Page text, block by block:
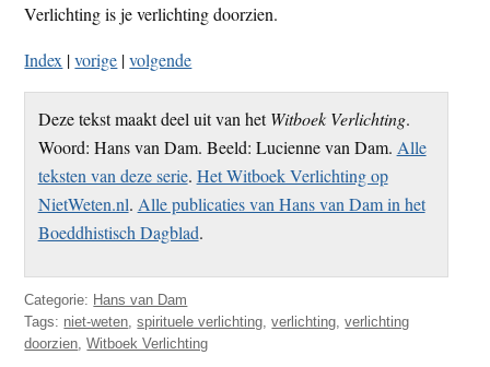
Verlichting is je verlichting doorzien.
Index |vorige |volgende
Deze tekst maakt deel uit van hetWitboek Verlichting.
Woord: Hans van Dam. Beeld: Lucienne van Dam. Alle
teksten van deze serie. Het Witboek Verlichting op
NietWeten.nl. Alle publicaties van Hans van Dam in het
Boeddhistisch Dagblad.
Categorie: Hans van Dam
Tags: niet-weten,spirituele verlichting,verlichting,verlichting
doorzien,Witboek Verlichting